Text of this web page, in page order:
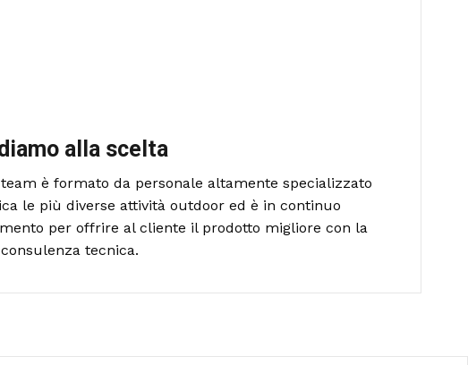
alla scelta
è formato da personale altamente specializzato
le più diverse attività outdoor ed è in continuo
per offrire al cliente il prodotto migliore con la
tecnica.